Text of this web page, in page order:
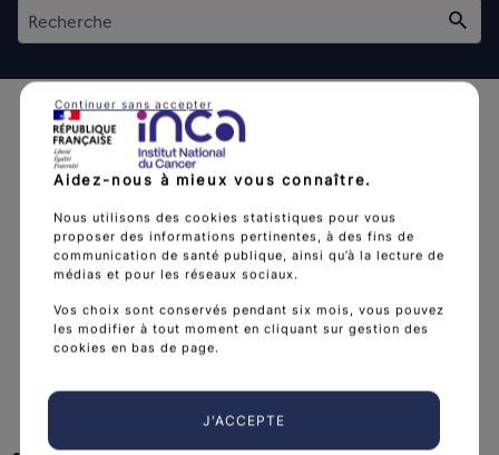
L'Institut national du cancer est l’agence d'expertise
sanitaire et scientifique en cancérologie de l’État.
Découvrir l’Institut arrow_forward
Nous suivre
Aidez-nous à mieux vous connaître.
Nous utilisons des cookies statistiques pour vous
proposer des informations pertinentes, à des fins de
communication de santé publique, ainsi qu’à la lecture de
médias et pour les réseaux sociaux.
Vos choix sont conservés pendant six mois, vous pouvez
les modifier à tout moment en cliquant sur gestion des
cookies en bas de page.
J'ACCEPTE
Continuer sans accepter